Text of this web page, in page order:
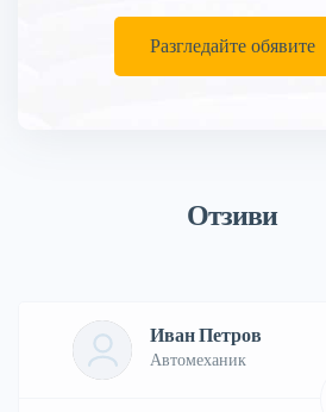
Разгледайте обявите
Отзиви
Иван Петров
Автомеханик